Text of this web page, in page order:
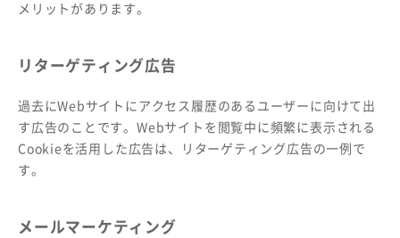
メリットがあります。
リターゲティング広告
過去にWebサイトにアクセス履歴のあるユーザーに向けて出
す広告のことです。Webサイトを閲覧中に頻繁に表示される
Cookieを活用した広告は、リターゲティング広告の一例で
す。
メールマーケティング